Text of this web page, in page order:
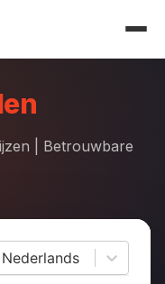
| Betrouwbare